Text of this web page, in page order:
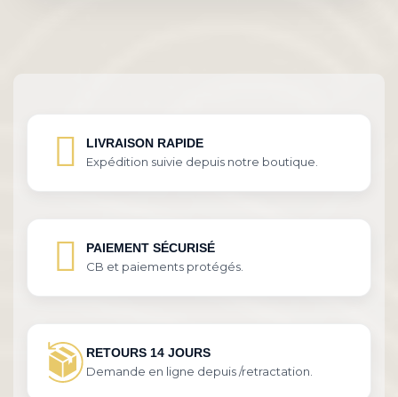
LIVRAISON RAPIDE
Expédition suivie depuis notre boutique.
PAIEMENT SÉCURISÉ
CB et paiements protégés.
RETOURS 14 JOURS
Demande en ligne depuis /retractation.